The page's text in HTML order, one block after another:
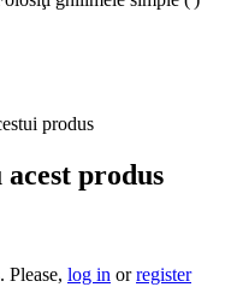
produs
produs
Please, log in orregister